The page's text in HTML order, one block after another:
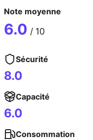
Note moyenne
6.0 / 10
Sécurité
8.0
Capacité
6.0
Consommation